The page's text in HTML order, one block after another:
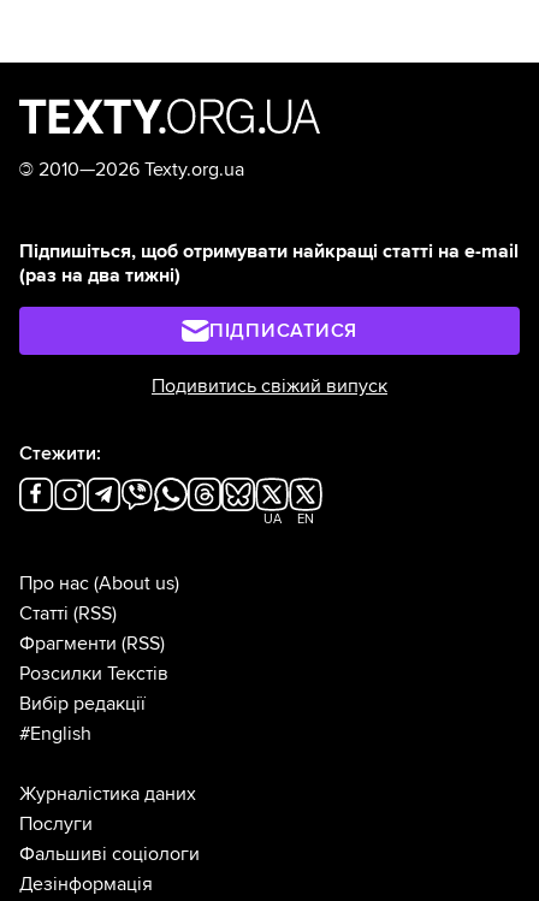
© 2010—2026 Texty.org.ua
Підпишіться, щоб отримувати найкращі статті на e-mail
(раз на два тижні)
ПІДПИСАТИСЯ
Подивитись свіжий випуск
Стежити:
UA EN
Про нас (About us)
Статті (RSS)
Фрагменти (RSS)
Розсилки Текстів
Вибір редакції
#English
Журналістика даних
Послуги
Фальшиві соціологи
Дезінформація